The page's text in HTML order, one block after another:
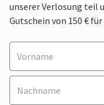
unserer Verlosung teil
Gutschein von 150 €